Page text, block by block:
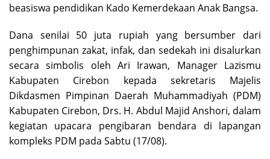
beasiswa pendidikan Kado Kemerdekaan Anak Bangsa.
Dana senilai 50 juta rupiah yang bersumber dari
penghimpunan zakat, infak, dan sedekah ini disalurkan
secara simbolis oleh Ari Irawan, Manager Lazismu
Kabupaten Cirebon kepada sekretaris Majelis
Dikdasmen Pimpinan Daerah Muhammadiyah (PDM)
Kabupaten Cirebon, Drs. H. Abdul Majid Anshori, dalam
kegiatan upacara pengibaran bendara di lapangan
kompleks PDM pada Sabtu (17/08).